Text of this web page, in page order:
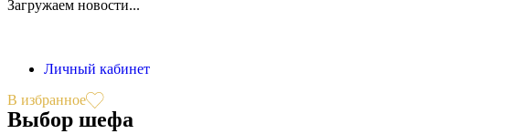
Загружаем новости...
Личный кабинет
В избранное
Выбор шефа